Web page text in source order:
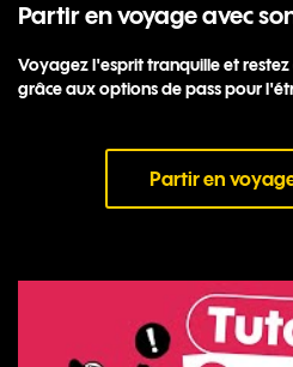
Partir en voyage avec
Voyagez l'esprit tranquille et restez
grâce aux options de pass pour
Partir en